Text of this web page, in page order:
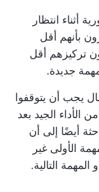
أثناء انتظار
بأنهم أقل
تركيزهم أقل
جديدة.
يجب أن يتوقفوا
الأداء الجيد بعد
أيضًا إلى أن
الأولى غير
التالية.